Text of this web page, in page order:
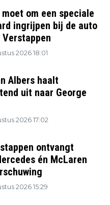
moet om een speciale
ingrijpen bij de auto
Verstappen
2026 18:01
Albers haalt
uit naar George
2026 17:02
ontvangt
én McLaren
2026 15:29